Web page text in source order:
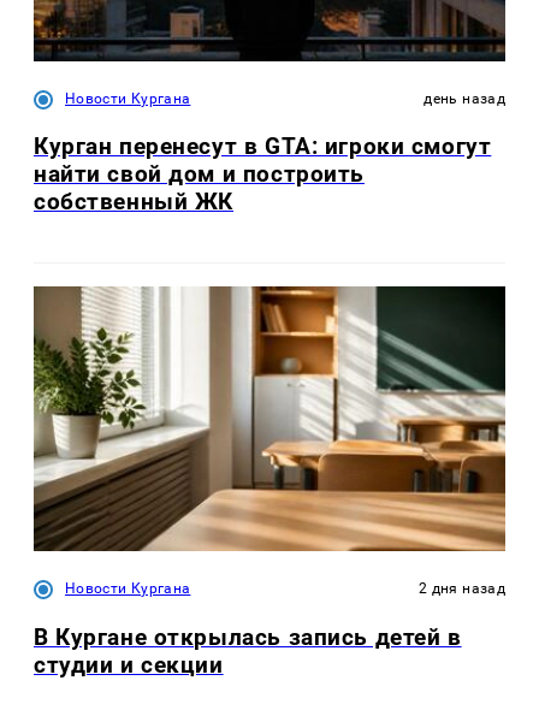
Новости Кургана день назад
Курган перенесут в GTA: игроки смогут
найти свой дом и построить
собственный ЖК
Новости Кургана 2 дня назад
В Кургане открылась запись детей в
студии и секции